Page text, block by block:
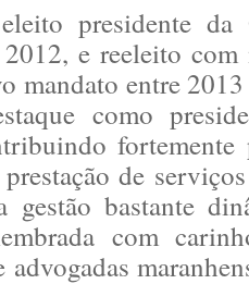
presidente
e reeleito com
mandato entre
como
fortemente
de
gestão bastante
com
advogadas